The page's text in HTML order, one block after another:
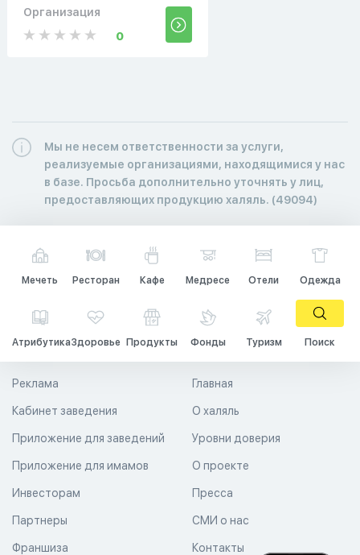
Организация
0
Мы не несем ответственности за услуги,
реализуемые организациями, находящимися у нас
в базе. Просьба дополнительно уточнять у лиц,
предоставляющих продукцию халяль. (49094)
Мечеть Ресторан Кафе Медресе Отели Одежда
АтрибутикаЗдоровье Продукты Фонды Туризм Поиск
Главная
О халяль
Уровни доверия
Реклама
Кабинет заведения
Приложение для заведений
Приложение для имамов О проекте
Пресса
СМИ о нас
Контакты
Инвесторам
Партнеры
Франшиза